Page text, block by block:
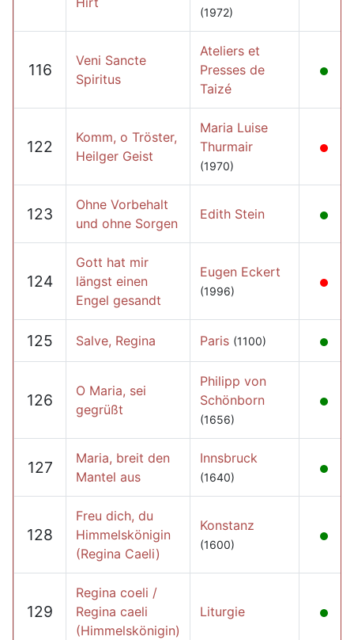
(1972)
116
Veni Sancte
Spiritus
Ateliers et
Presses de
Taizé
122
Komm, o Tröster,
Heilger Geist
Maria Luise
Thurmair
(1970)
123
Ohne Vorbehalt
und ohne Sorgen
Edith Stein
124
Gott hat mir
längst einen
Engel gesandt
Eugen Eckert
(1996)
125 Salve, Regina Paris (1100)
126
O Maria, sei
gegrüßt
Philipp von
Schönborn
(1656)
127
Maria, breit den
Mantel aus
Innsbruck
(1640)
128
Freu dich, du
Himmelskönigin
(Regina Caeli)
Konstanz
(1600)
129
Regina coeli /
Regina caeli
(Himmelskönigin)
Liturgie